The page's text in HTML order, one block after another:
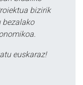
bizirik
bezalako
euskaraz!